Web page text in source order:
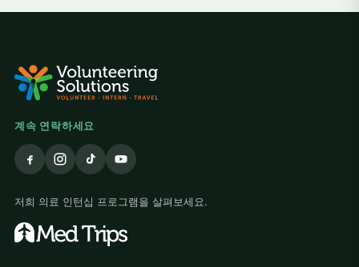
계속 연락하세요
저희 의료 인턴십 프로그램을 살펴보세요.